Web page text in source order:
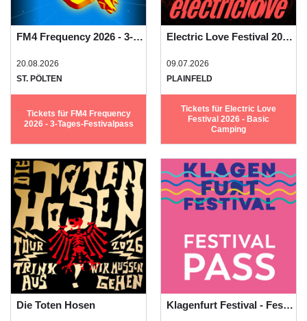
FM4 Frequency 2026 - 3-Tages-Festivalpass
20.08.2026
ST. PÖLTEN
Tickets für FM4 Frequency
2026 - 3-Tages-Festivalpass
Electric Love Festival 2026 - Basic Camping
09.07.2026
PLAINFELD
Tickets für Electric Love
Festival 2026 - Basic
Camping
Die Toten Hosen Klagenfurt Festival - Festivalpass